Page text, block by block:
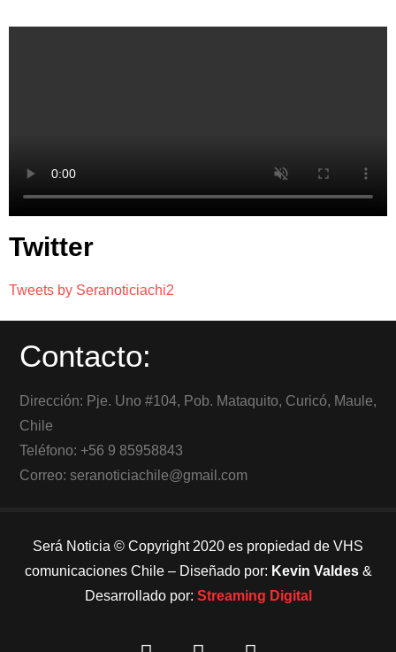
Twitter
Tweets by Seranoticiachi2
Contacto:
Dirección: Pje. Uno #104, Pob. Mataquito, Curicó, Maule,
Chile
Teléfono: +56 9 85958843
Correo: seranoticiachile@gmail.com
Será Noticia © Copyright 2020 es propiedad de VHS
comunicaciones Chile – Diseñado por: Kevin Valdes&
Desarrollado por: Streaming Digital